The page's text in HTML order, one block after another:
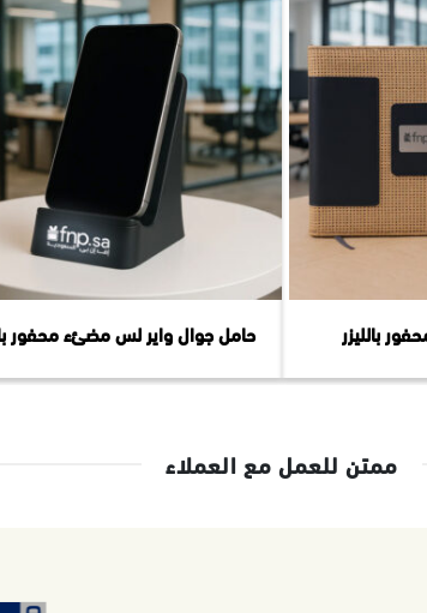
بالليزر حامل جوال واير لس مضئء محفور
ممتن للعمل مع العملاء